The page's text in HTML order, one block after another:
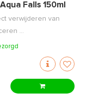
Falls 150ml
verwijderen van
...